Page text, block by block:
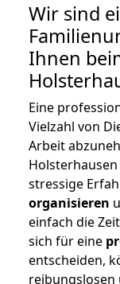
Wir sind
Ihnen
Eine
Vielzahl von
Arbeit
stressige
organisieren
einfach die
sich für eine
entscheiden,
reibungslosen